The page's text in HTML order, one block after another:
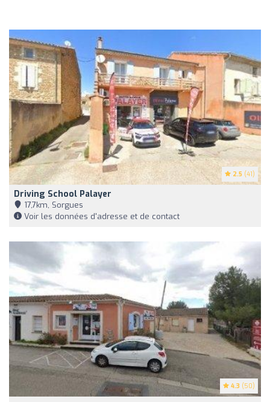
2.5 (41)
Driving School Palayer
17,7km, Sorgues
Voir les données d'adresse et de contact
4.3 (50)